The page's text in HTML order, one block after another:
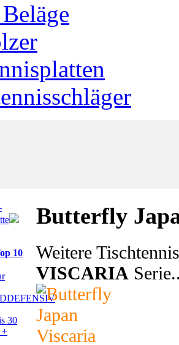
10
DEFENSIV
30
+
Butterfly
Weitere
VISCARIA